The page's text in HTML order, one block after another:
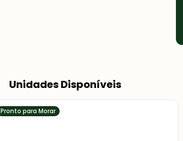
Unidades Disponíveis
Pronto para Morar